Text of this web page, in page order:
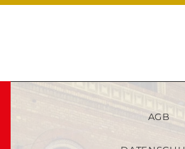
AGB